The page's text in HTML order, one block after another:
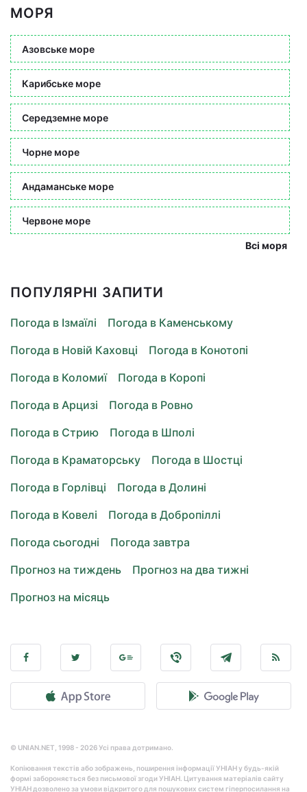
МОРЯ
Азовське море
Карибське море
Середземне море
Чорне море
Андаманське море
Червоне море
Всі моря
ПОПУЛЯРНІ ЗАПИТИ
Погода в Ізмаїлі
Погода в Каменському
Погода в Новій Каховці
Погода в Конотопі
Погода в Коломиї
Погода в Коропі
Погода в Арцизі
Погода в Ровно
Погода в Стрию
Погода в Шполі
Погода в Краматорську
Погода в Шостці
Погода в Горлівці
Погода в Долині
Погода в Ковелі
Погода в Добропіллі
Погода сьогодні
Погода завтра
Прогноз на тиждень
Прогноз на два тижні
Прогноз на місяць
© UNIAN.NET, 1998 - 2026 Усі права дотримано.
Копіювання текстів або зображень, поширення інформації УНІАН у будь-якій
формі забороняється без письмової згоди УНІАН. Цитування матеріалів сайту
УНІАН дозволено за умови відкритого для пошукових систем гіперпосилання на